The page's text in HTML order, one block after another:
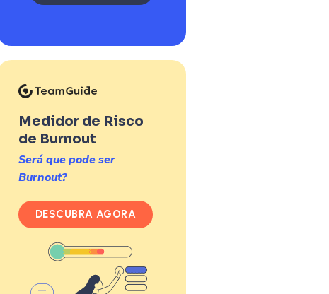
Medidor de Risco
de Burnout
Será que pode ser
Burnout?
DESCUBRA AGORA